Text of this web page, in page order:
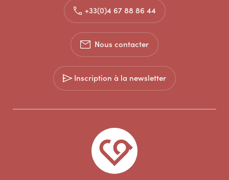
+33(0)4 67 88 86 44
Nous contacter
Inscription à la newsletter